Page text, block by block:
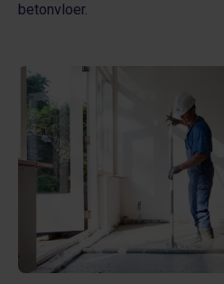
betonvloer.